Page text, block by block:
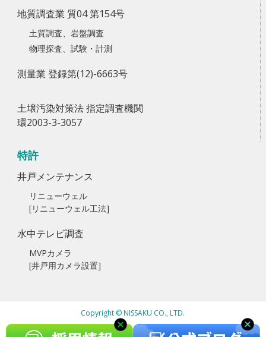
地質調査業 質04 第154号
土質調査、岩盤調査
物理探査、試験・計測
測量業 登録第(12)-6663号
土壌汚染対策法 指定調査機関
環2003-3-3057
特許
井戸メンテナンス
リニューウェル
[リニューウェル工法]
水中テレビ調査
MVPカメラ
[井戸用カメラ設置]
Copyright © NISSAKU CO., LTD.